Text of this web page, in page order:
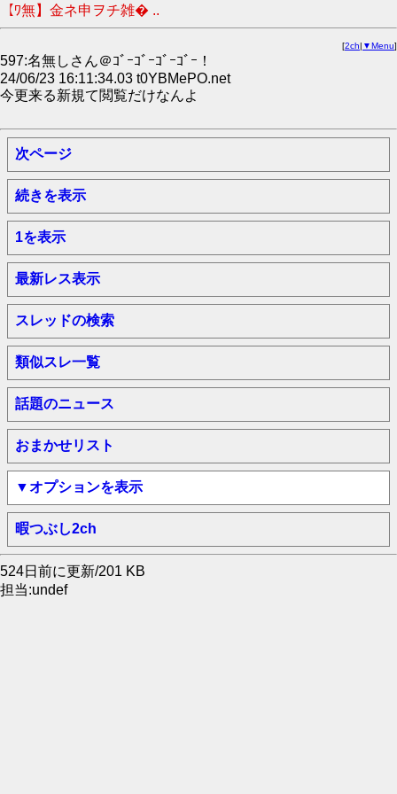
【ﾜ無】金ネ申ヲチ雑� ..
[2ch| ▼Menu]
597:名無しさん＠ｺﾞｰｺﾞｰｺﾞｰｺﾞｰ！
24/06/23 16:11:34.03 t0YBMePO.net
今更来る新規て閲覧だけなんよ
次ページ
続きを表示
1を表示
最新レス表示
スレッドの検索
類似スレ一覧
話題のニュース
おまかせリスト
▼オプションを表示
暇つぶし2ch
524日前に更新/201 KB
担当:undef